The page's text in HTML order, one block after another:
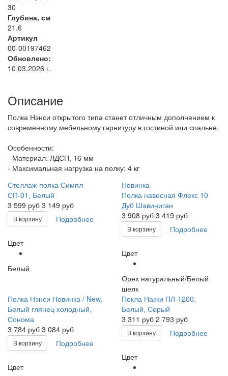
30
Глубина, см
21.6
Артикул
00-00197462
Обновлено:
10.03.2026 г.
Описание
Полка Нэнси открытого типа станет отличным дополнением к
современному мебельному гарнитуру в гостиной или спальне.
Особенности:
- Материал: ЛДСП, 16 мм
- Максимальная нагрузка на полку: 4 кг
Стеллаж-полка Симпл
СП-01, Белый
3 599 руб 3 149 руб
В корзину Подробнее
Цвет
Белый
Новинка
Полка навесная Флекс 10
Дуб Шавиниган
3 908 руб 3 419 руб
В корзину Подробнее
Цвет
Орех натуральный/Белый
шелк
Полка Нэнси Новинка / New,
Белый глянец холодный,
Сонома
3 784 руб 3 084 руб
В корзину Подробнее
Цвет
Покла Накки ПЛ-1200,
Белый, Серый
3 311 руб 2 793 руб
В корзину Подробнее
Цвет